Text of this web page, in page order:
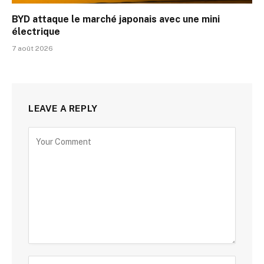
BYD attaque le marché japonais avec une mini
électrique
7 août 2026
LEAVE A REPLY